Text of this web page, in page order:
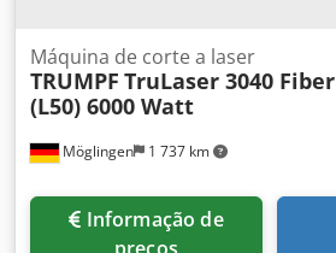
Möglingen 1 737 km
Máquina de corte a laser
TRUMPF TruLaser 3040 Fiber
(L50) 6000 Watt